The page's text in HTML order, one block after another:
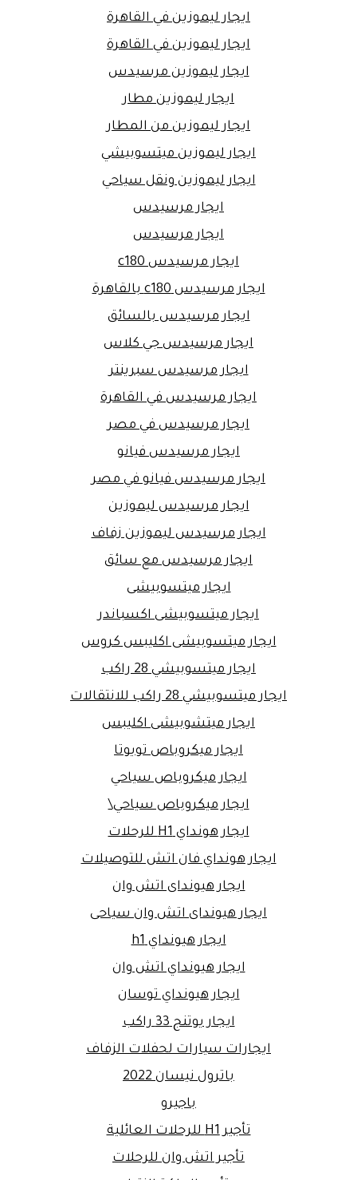
ايجار ليموزين في القاهرة
ايجار ليموزين في القاهرة
ايجار ليموزين مرسيدس
ايجار ليموزين مطار
ايجار ليموزين من المطار
ايجار ليموزين ميتسوبيشي
ايجار ليموزين ونقل سياحي
ايجار مرسيدس
ايجار مرسيدس
ايجار مرسيدس c180
ايجار مرسيدس c180 بالقاهرة
ايجار مرسيدس بالسائق
ايجار مرسيدس جي كلاس
ايجار مرسيدس سبرينتر
ايجار مرسيدس في القاهرة
ايجار مرسيدس في مصر
ايجار مرسيدس فيانو
ايجار مرسيدس فيانو في مصر
ايجار مرسيدس ليموزين
ايجار مرسيدس ليموزين زفاف
ايجار مرسيدس مع سائق
ايجار ميتسوبيشى
ايجار ميتسوبيشى اكسباندر
ايجار ميتسوبيشى اكليبس كروس
ايجار ميتسوبيشي 28 راكب
ايجار ميتسوبيشي 28 راكب للانتقالات
ايجار ميتشوبيشى اكليبس
ايجار ميكروباص تويوتا
ايجار ميكروباص سياحي
ايجار ميكروباص سياحي\
ايجار هونداي H1 للرحلات
ايجار هونداي فان اتش للتوصيلات
ايجار هيونداى اتش وان
ايجار هيونداى اتش وان سياحى
ايجار هيونداي h1
ايجار هيونداي اتش وان
ايجار هيونداي توسان
ايجار يوتنج 33 راكب
ايجارات سيارات لحفلات الزفاف
باترول نيسان 2022
باجيرو
تأجير H1 للرحلات العائلية
تأجير اتش وان للرحلات